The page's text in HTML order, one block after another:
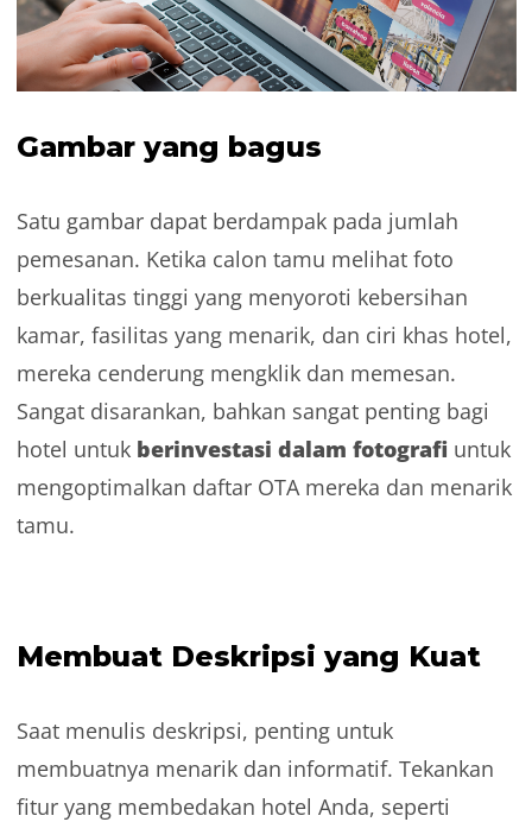
Gambar yang bagus
Satu gambar dapat berdampak pada jumlah
pemesanan. Ketika calon tamu melihat foto
berkualitas tinggi yang menyoroti kebersihan
kamar, fasilitas yang menarik, dan ciri khas hotel,
mereka cenderung mengklik dan memesan.
Sangat disarankan, bahkan sangat penting bagi
hotel untuk berinvestasi dalam fotografi untuk
mengoptimalkan daftar OTA mereka dan menarik
tamu.
Membuat Deskripsi yang Kuat
Saat menulis deskripsi, penting untuk
membuatnya menarik dan informatif. Tekankan
fitur yang membedakan hotel Anda, seperti